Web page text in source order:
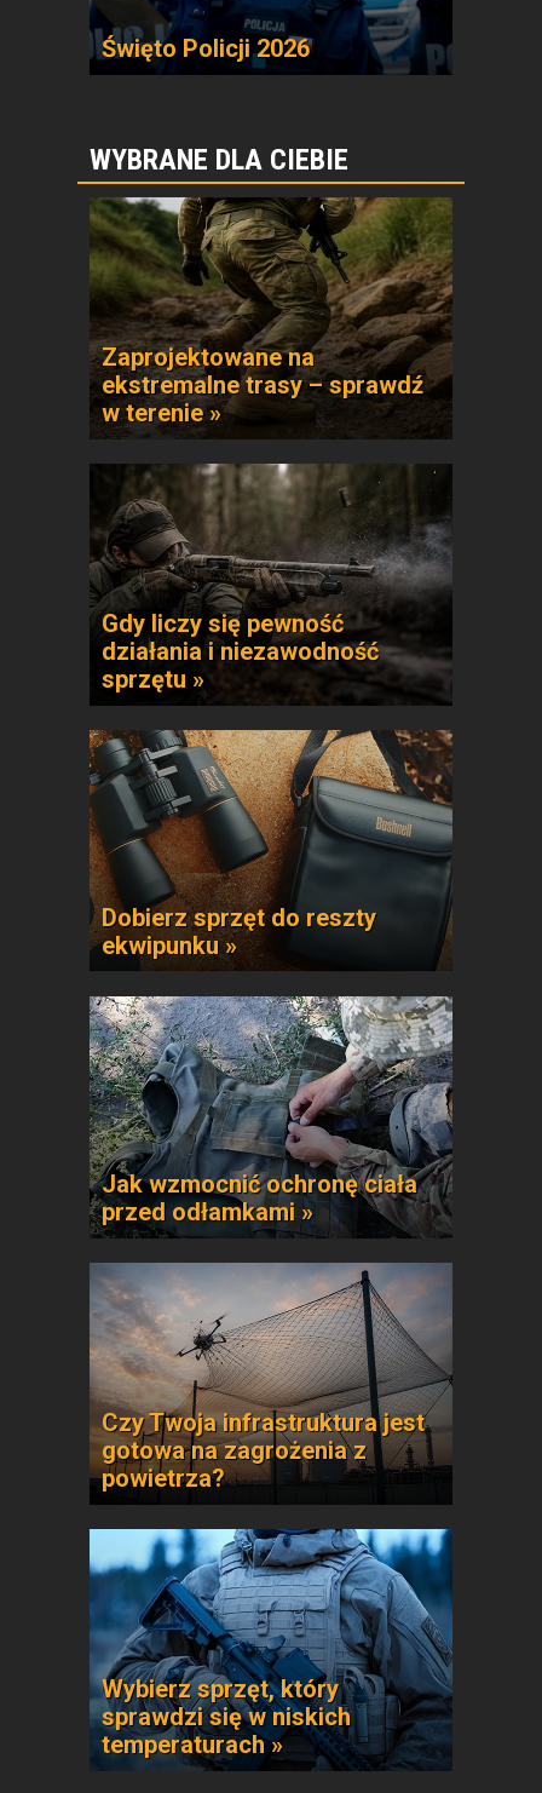
Święto Policji 2026
WYBRANE DLA CIEBIE
Zaprojektowane na
ekstremalne trasy – sprawdź
w terenie »
Gdy liczy się pewność
działania i niezawodność
sprzętu »
Dobierz sprzęt do reszty
ekwipunku »
Jak wzmocnić ochronę ciała
przed odłamkami »
Czy Twoja infrastruktura jest
gotowa na zagrożenia z
powietrza?
Wybierz sprzęt, który
sprawdzi się w niskich
temperaturach »